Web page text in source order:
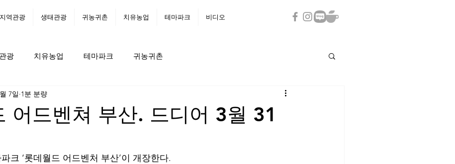
지역관광 생태관광 귀농귀촌 치유농업 테마파크 비디오
광 치유농업 테마파크 귀농귀촌
어드벤쳐 부산. 드디어 3월 31
7일 1분 분량
크 ‘롯데월드 어드벤처 부산’이 개장한다.